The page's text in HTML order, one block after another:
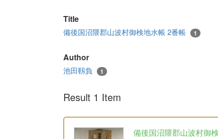
Title
備後国沼隈郡山波村御検地水帳 2番帳 1
Author
池田靱負 1
Result 1 Item
備後国沼隈郡山波村御